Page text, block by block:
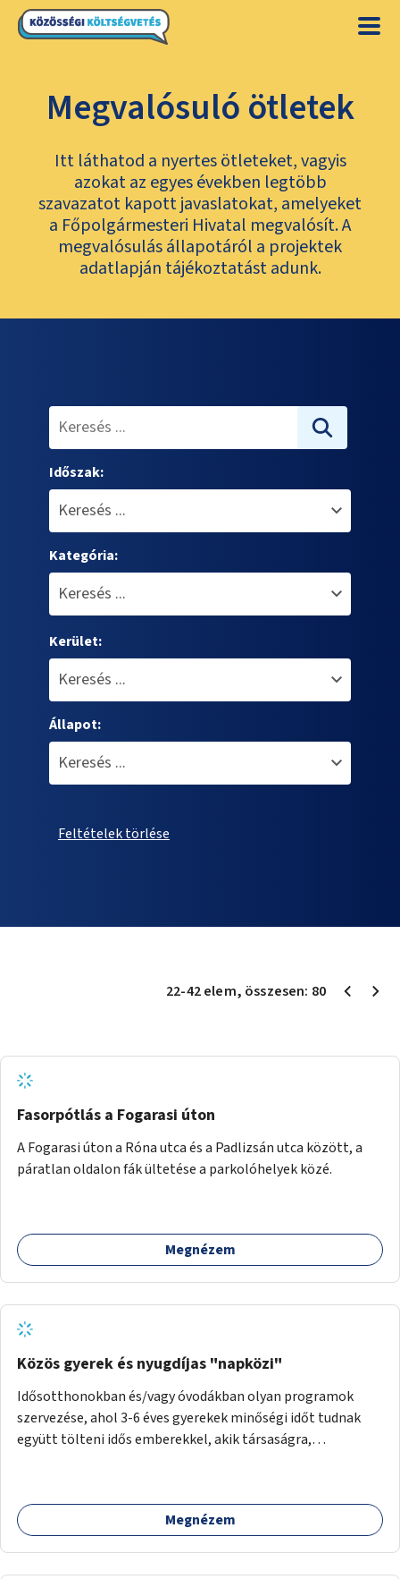
Megvalósuló ötletek
Itt láthatod a nyertes ötleteket, vagyis
azokat az egyes években legtöbb
szavazatot kapott javaslatokat, amelyeket
a Főpolgármesteri Hivatal megvalósít. A
megvalósulás állapotáról a projektek
adatlapján tájékoztatást adunk.
Időszak:
Kategória:
Kerület:
Állapot:
Feltételek törlése
22-42elem, összesen: 80
Fasorpótlás a Fogarasi úton
A Fogarasi úton a Róna utca és a Padlizsán utca között, a
páratlan oldalon fák ültetése a parkolóhelyek közé.
Megnézem
Közös gyerek és nyugdíjas "napközi"
Idősotthonokban és/vagy óvodákban olyan programok
szervezése, ahol 3-6 éves gyerekek minőségi időt tudnak
együtt tölteni idős emberekkel, akik társaságra,
Megnézem